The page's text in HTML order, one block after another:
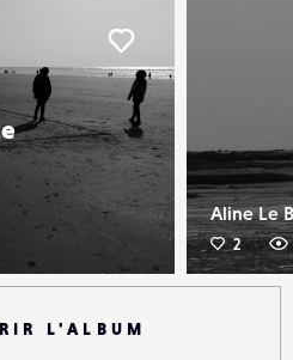
Aline Le
2
L'ALBUM